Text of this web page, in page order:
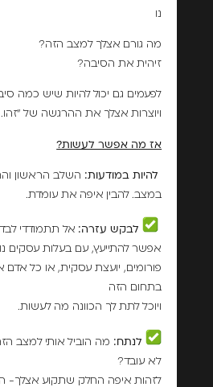
נו
מה גורם אצלך למצב הזה?
זיהית את הסיבה?
לפעמים גם יכול להיות שיש כמה
ויוצרות אצלך את ההרגשה של "זהו.
אז מה אפשר לעשות?
להיות במודעות: השלב הראשון
במצב. להבין איפה את עומדת.
לבקש עזרה: אל תתמודדי
אפשר להתייעץ, עם בעלות עסקים
פורומים, יועצת עסקית, או כל אדם
בתחום הזה
ויוכל לתת לך הכוונה מה לעשות.
לנתח: מה הוביל אותי למצב
לא עובד?
לזהות איפה החלק שתקוע אצלך-